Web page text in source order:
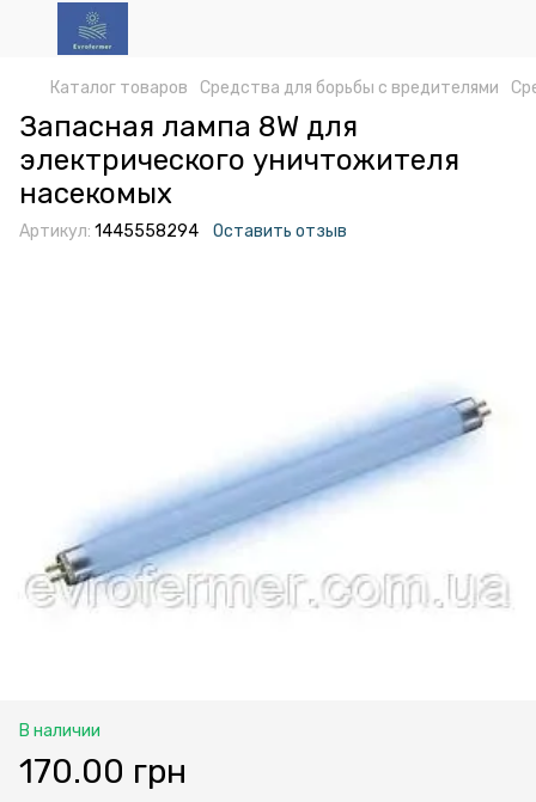
Каталог товаров Средства для борьбы с вредителями
Запасная лампа 8W для
электрического уничтожителя
насекомых
Артикул: 1445558294 Оставить отзыв
В наличии
170.00 грн